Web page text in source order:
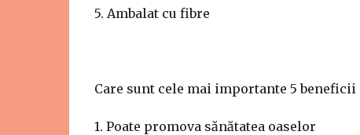
5. Ambalat cu fibre
Care sunt cele mai importante 5
1. Poate promova sănătatea oaselor